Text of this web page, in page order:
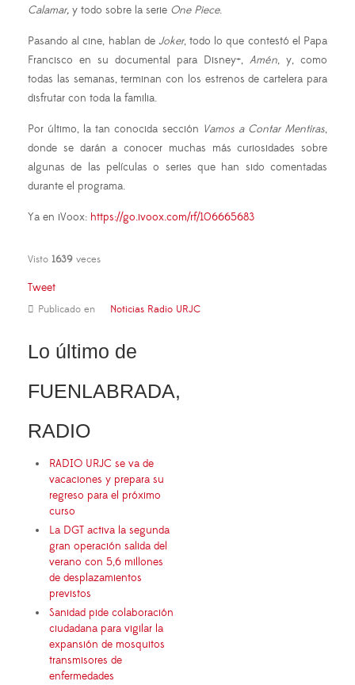
Calamar, y todo sobre la serie One Piece.
Pasando al cine, hablan de Joker, todo lo que contestó el Papa
Francisco en su documental para Disney+, Amén, y, como
todas las semanas, terminan con los estrenos de cartelera para
disfrutar con toda la familia.
Por último, la tan conocida sección Vamos a Contar Mentiras,
donde se darán a conocer muchas más curiosidades sobre
algunas de las películas o series que han sido comentadas
durante el programa.
Ya en iVoox: https://go.ivoox.com/rf/106665683
Visto 1639 veces
Tweet
Publicado en Noticias Radio URJC
Lo último de
FUENLABRADA,
RADIO
RADIO URJC se va de
vacaciones y prepara su
regreso para el próximo
curso
La DGT activa la segunda
gran operación salida del
verano con 5,6 millones
de desplazamientos
previstos
Sanidad pide colaboración
ciudadana para vigilar la
expansión de mosquitos
transmisores de
enfermedades